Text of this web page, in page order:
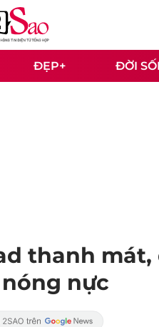
ĐẸP+ ĐỜI
thanh
nực